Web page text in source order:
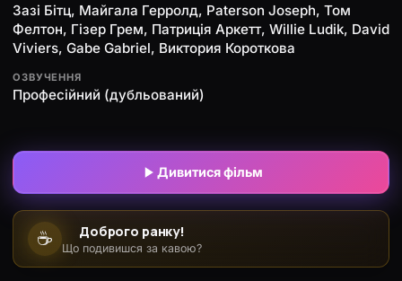
Зазі Бітц, Майгала Герролд, Paterson Joseph, Том
Фелтон, Гізер Грем, Патриція Аркетт, Willie Ludik, David
Viviers, Gabe Gabriel, Виктория Короткова
ОЗВУЧЕННЯ
Професійний (дубльований)
Дивитися фільм
☕ Доброго ранку!
Що подивишся за кавою?